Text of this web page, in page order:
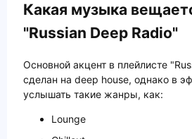
Какая музыка
"Russian Deep Radio"
Основной акцент в плейлисте
сделан на deep house, однако в
услышать такие жанры, как:
Lounge